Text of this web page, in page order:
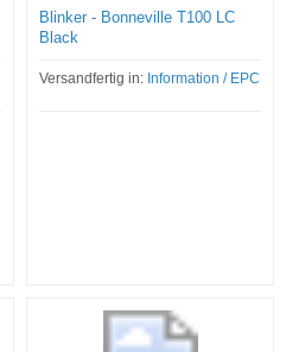
Blinker - Bonneville T100 LC
Black
Versandfertig in: Information / EPC